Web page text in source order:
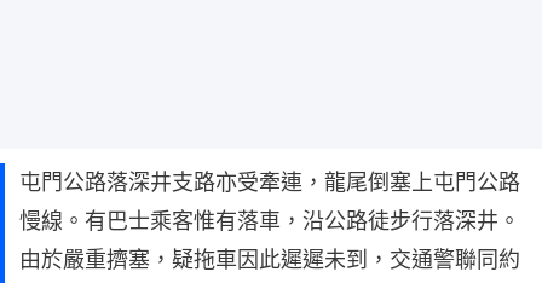
屯門公路落深井支路亦受牽連，龍尾倒塞上屯門公路
慢線。有巴士乘客惟有落車，沿公路徒步行落深井。
由於嚴重擠塞，疑拖車因此遲遲未到，交通警聯同約